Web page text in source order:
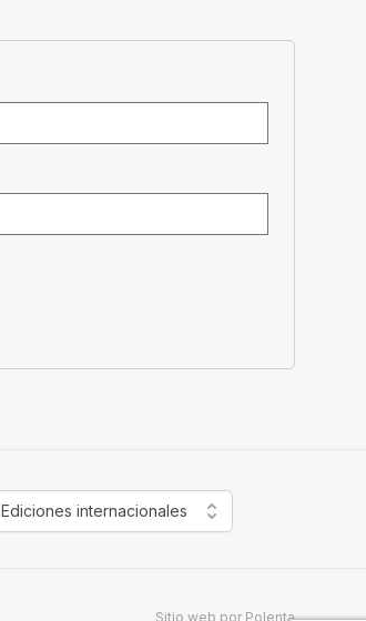
Ediciones internacionales
Sitio web por Polenta